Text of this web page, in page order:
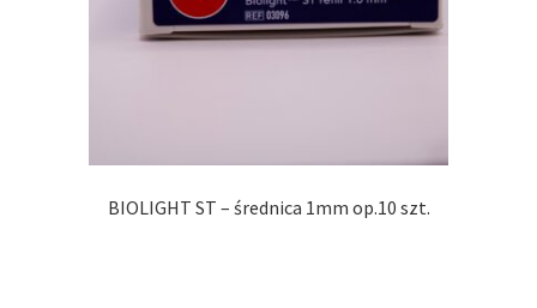
BIOLIGHT ST – średnica 1mm op.10 szt.